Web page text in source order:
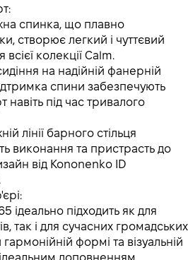
спинка, що плавно
створює легкий і чуттєвий
колекції Calm.
на надійній фанерній
спини забезпечують
під час тривалого
лінії барного стільця
виконання та пристрасть до
від Kononenko ID
ідеально підходить як для
так і для сучасних громадських
формі та візуальній
доповненням